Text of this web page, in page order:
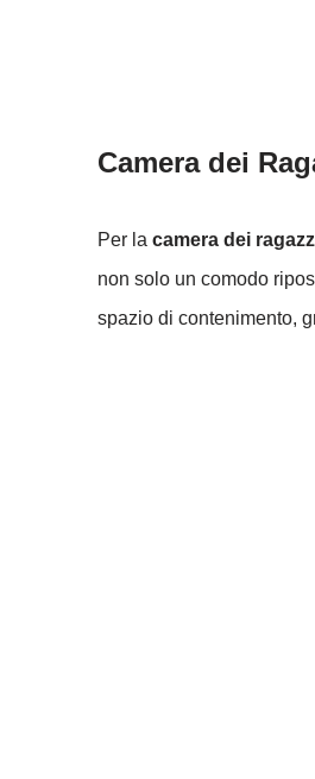
Camera dei
Per la camera dei
non solo un comodo
spazio di contenimento,